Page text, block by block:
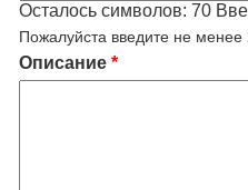
Осталось символов: 70
Пожалуйста введите не менее
Описание *